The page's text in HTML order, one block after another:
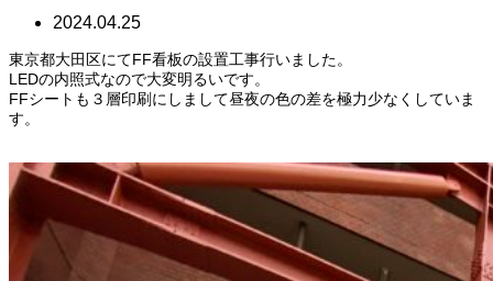
2024.04.25
東京都大田区にてFF看板の設置工事行いました。
LEDの内照式なので大変明るいです。
FFシートも３層印刷にしまして昼夜の色の差を極力少なくしていま
す。